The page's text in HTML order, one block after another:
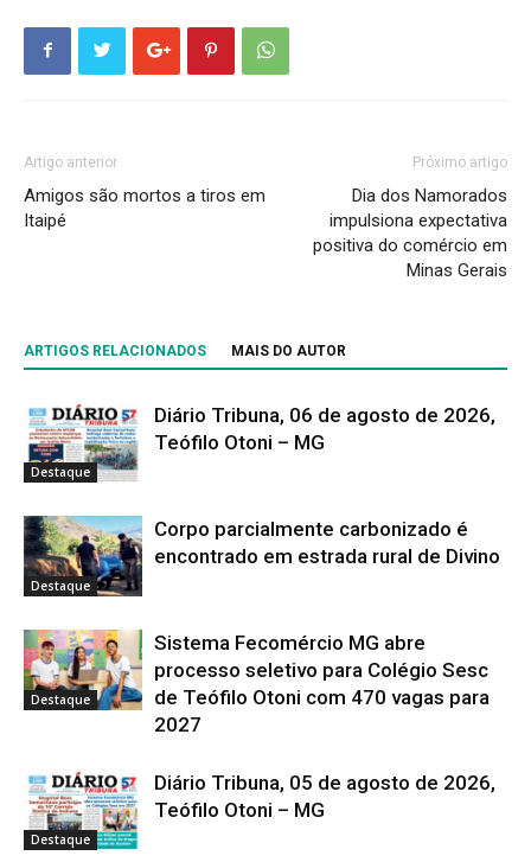
Artigo anterior
Amigos são mortos a tiros em
Itaipé
Próximo artigo
Dia dos Namorados
impulsiona expectativa
positiva do comércio em
Minas Gerais
ARTIGOS RELACIONADOS MAIS DO AUTOR
Destaque
Diário Tribuna, 06 de agosto de 2026,
Teófilo Otoni – MG
Destaque
Corpo parcialmente carbonizado é
encontrado em estrada rural de Divino
Destaque
Sistema Fecomércio MG abre
processo seletivo para Colégio Sesc
de Teófilo Otoni com 470 vagas para
2027
Destaque
Diário Tribuna, 05 de agosto de 2026,
Teófilo Otoni – MG